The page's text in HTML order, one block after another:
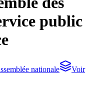
public
nationale
Voir